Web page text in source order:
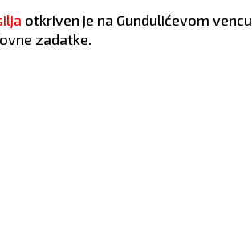
otkriven je na Gundulićevom vencu
zadatke.